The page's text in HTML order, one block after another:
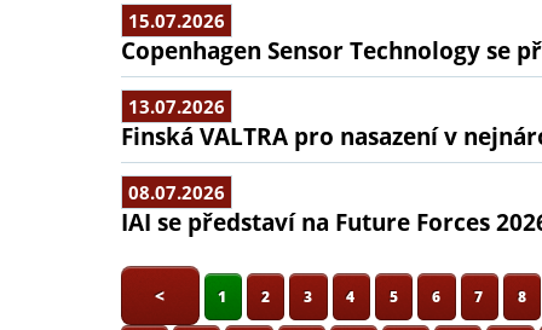
15.07.2026
Copenhagen Sensor Technology se
13.07.2026
Finská VALTRA pro nasazení v
08.07.2026
IAI se představí na Future Forces
< 1 2 3 4 5 6 7 8